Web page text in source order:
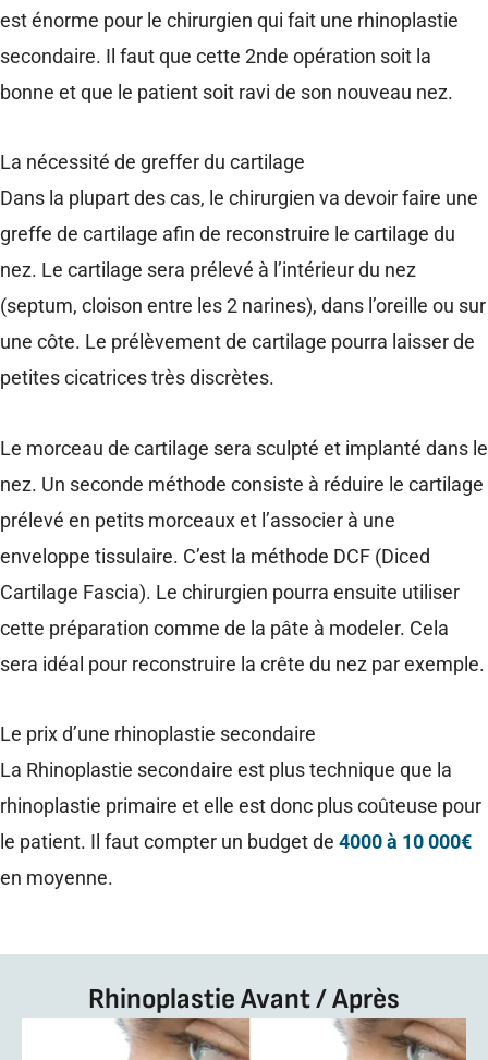
est énorme pour le chirurgien qui fait une rhinoplastie
secondaire. Il faut que cette 2nde opération soit la
bonne et que le patient soit ravi de son nouveau nez.
La nécessité de greffer du cartilage
Dans la plupart des cas, le chirurgien va devoir faire une
greffe de cartilage afin de reconstruire le cartilage du
nez. Le cartilage sera prélevé à l’intérieur du nez
(septum, cloison entre les 2 narines), dans l’oreille ou sur
une côte. Le prélèvement de cartilage pourra laisser de
petites cicatrices très discrètes.
Le morceau de cartilage sera sculpté et implanté dans le
nez. Un seconde méthode consiste à réduire le cartilage
prélevé en petits morceaux et l’associer à une
enveloppe tissulaire. C’est la méthode DCF (Diced
Cartilage Fascia). Le chirurgien pourra ensuite utiliser
cette préparation comme de la pâte à modeler. Cela
sera idéal pour reconstruire la crête du nez par exemple.
Le prix d’une rhinoplastie secondaire
La Rhinoplastie secondaire est plus technique que la
rhinoplastie primaire et elle est donc plus coûteuse pour
le patient. Il faut compter un budget de 4000 à 10 000€
en moyenne.
Rhinoplastie Avant / Après